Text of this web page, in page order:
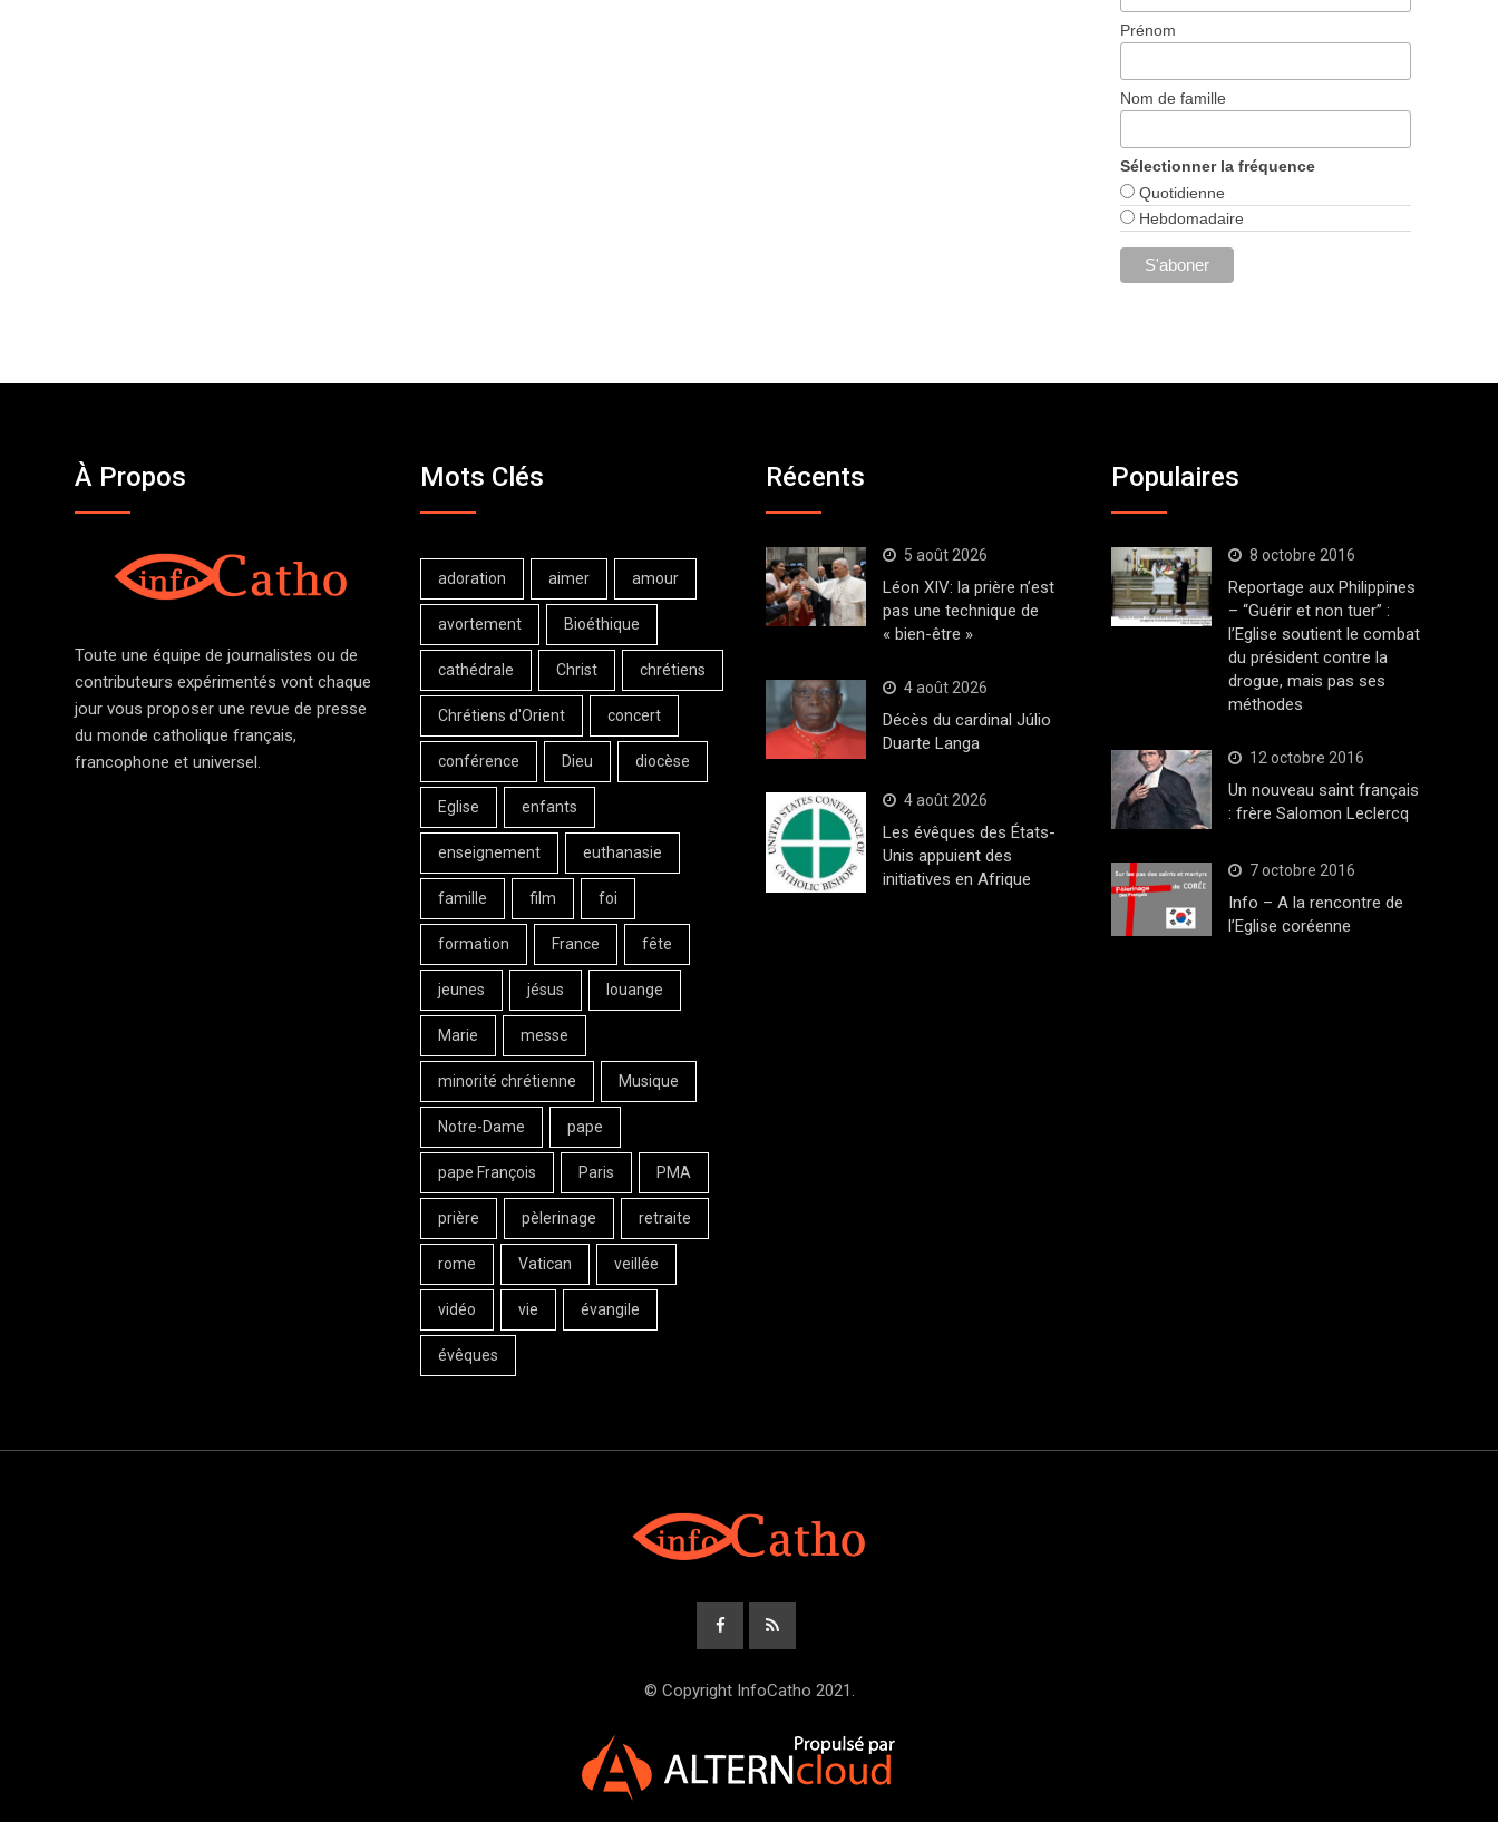
Prénom
Nom de famille
Sélectionner la fréquence
Quotidienne
Hebdomadaire
À Propos
Toute une équipe de journalistes ou de
contributeurs expérimentés vont chaque
jour vous proposer une revue de presse
du monde catholique français,
francophone et universel.
Mots Clés
adoration aimer amour
avortement Bioéthique
cathédrale Christ chrétiens
Chrétiens d'Orient concert
conférence Dieu diocèse
Eglise enfants
enseignement euthanasie
famille film foi
formation France fête
jeunes jésus louange
Marie messe
minorité chrétienne Musique
Notre-Dame pape
pape François Paris PMA
prière pèlerinage retraite
rome Vatican veillée
vidéo vie évangile
évêques
Récents
5 août 2026
Léon XIV: la prière n’est
pas une technique de
« bien-être »
4 août 2026
Décès du cardinal Júlio
Duarte Langa
4 août 2026
Les évêques des États-
Unis appuient des
initiatives en Afrique
Populaires
8 octobre 2016
Reportage aux Philippines
– “Guérir et non tuer” :
l’Eglise soutient le combat
du président contre la
drogue, mais pas ses
méthodes
12 octobre 2016
Un nouveau saint français
: frère Salomon Leclercq
7 octobre 2016
Info – A la rencontre de
l’Eglise coréenne
© Copyright InfoCatho 2021.